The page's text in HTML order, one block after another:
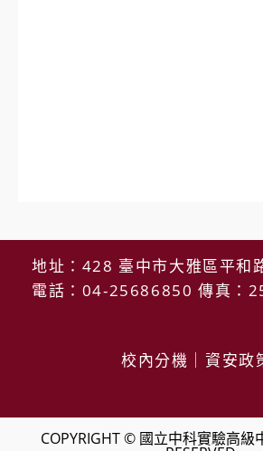
地址：428 臺中市大雅區平和
電話：04-25686850 傳真：
校內分機 資安政
COPYRIGHT © 國立中科實驗高級